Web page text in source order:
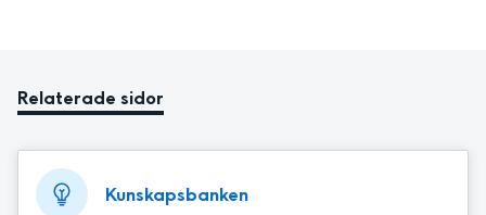
Relaterade sidor
Kunskapsbanken